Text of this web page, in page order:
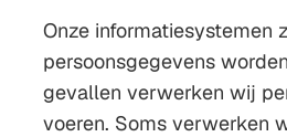
Onze informatiesystemen
persoonsgegevens
gevallen verwerken wij
voeren. Soms verwerken